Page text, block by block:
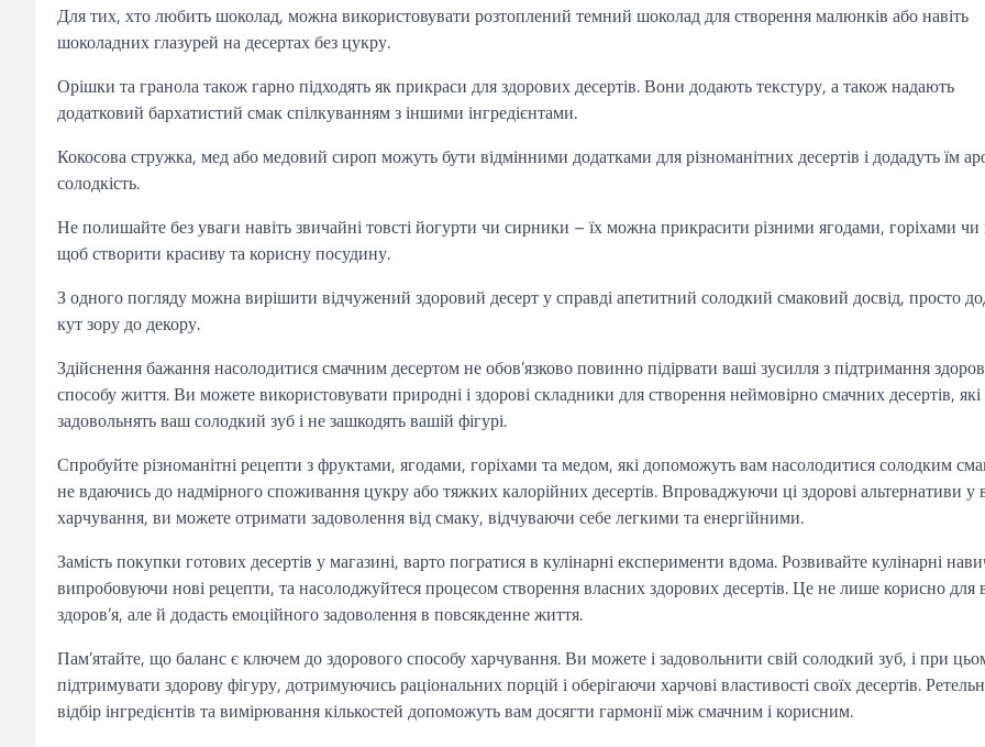
Для тих, хто любить шоколад, можна використовувати розтоплений темний шоколад для створення малюнків або навіть
шоколадних глазурей на десертах без цукру.
Орішки та гранола також гарно підходять як прикраси для здорових десертів. Вони додають текстуру, а також надають
додатковий бархатистий смак спілкуванням з іншими інгредієнтами.
Кокосова стружка, мед або медовий сироп можуть бути відмінними додатками для різноманітних десертів і додадуть їм
солодкість.
Не полишайте без уваги навіть звичайні товсті йогурти чи сирники – їх можна прикрасити різними ягодами, горіхами
щоб створити красиву та корисну посудину.
З одного погляду можна вирішити відчужений здоровий десерт у справді апетитний солодкий смаковий досвід, просто
кут зору до декору.
Здійснення бажання насолодитися смачним десертом не обов’язково повинно підірвати ваші зусилля з підтримання
способу життя. Ви можете використовувати природні і здорові складники для створення неймовірно смачних десертів, які
задовольнять ваш солодкий зуб і не зашкодять вашій фігурі.
Спробуйте різноманітні рецепти з фруктами, ягодами, горіхами та медом, які допоможуть вам насолодитися солодким
не вдаючись до надмірного споживання цукру або тяжких калорійних десертів. Впроваджуючи ці здорові альтернативи у
харчування, ви можете отримати задоволення від смаку, відчуваючи себе легкими та енергійними.
Замість покупки готових десертів у магазині, варто погратися в кулінарні експерименти вдома. Розвивайте кулінарні
випробовуючи нові рецепти, та насолоджуйтеся процесом створення власних здорових десертів. Це не лише корисно для
здоров’я, але й додасть емоційного задоволення в повсякденне життя.
Пам’ятайте, що баланс є ключем до здорового способу харчування. Ви можете і задовольнити свій солодкий зуб, і при
підтримувати здорову фігуру, дотримуючись раціональних порцій і оберігаючи харчові властивості своїх десертів.
відбір інгредієнтів та вимірювання кількостей допоможуть вам досягти гармонії між смачним і корисним.